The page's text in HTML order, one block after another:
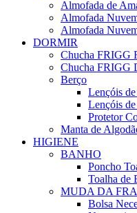
Almofada de
Almofada
Almofada
DORMIR
Chucha FRIGG
Chucha FRIGG
Berço
Lençóis
Lençóis
Protetor
Manta de
HIGIENE
BANHO
Poncho
Toalha de
MUDA DA
Bolsa